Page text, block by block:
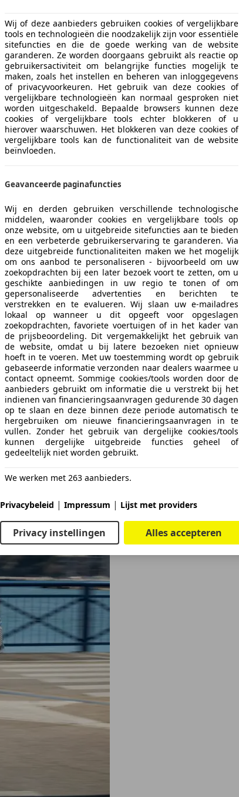
Wij of deze aanbieders gebruiken cookies of vergelijkbare
tools en technologieën die noodzakelijk zijn voor essentiële
sitefuncties en die de goede werking van de website
garanderen. Ze worden doorgaans gebruikt als reactie op
gebruikersactiviteit om belangrijke functies mogelijk te
maken, zoals het instellen en beheren van inloggegevens
of privacyvoorkeuren. Het gebruik van deze cookies of
vergelijkbare technologieën kan normaal gesproken niet
worden uitgeschakeld. Bepaalde browsers kunnen deze
cookies of vergelijkbare tools echter blokkeren of u
hierover waarschuwen. Het blokkeren van deze cookies of
vergelijkbare tools kan de functionaliteit van de website
beïnvloeden.
Geavanceerde paginafuncties
Wij en derden gebruiken verschillende technologische
middelen, waaronder cookies en vergelijkbare tools op
onze website, om u uitgebreide sitefuncties aan te bieden
en een verbeterde gebruikerservaring te garanderen. Via
deze uitgebreide functionaliteiten maken we het mogelijk
om ons aanbod te personaliseren - bijvoorbeeld om uw
zoekopdrachten bij een later bezoek voort te zetten, om u
geschikte aanbiedingen in uw regio te tonen of om
gepersonaliseerde advertenties en berichten te
verstrekken en te evalueren. Wij slaan uw e-mailadres
lokaal op wanneer u dit opgeeft voor opgeslagen
zoekopdrachten, favoriete voertuigen of in het kader van
de prijsbeoordeling. Dit vergemakkelijkt het gebruik van
de website, omdat u bij latere bezoeken niet opnieuw
hoeft in te voeren. Met uw toestemming wordt op gebruik
gebaseerde informatie verzonden naar dealers waarmee u
contact opneemt. Sommige cookies/tools worden door de
aanbieders gebruikt om informatie die u verstrekt bij het
indienen van financieringsaanvragen gedurende 30 dagen
op te slaan en deze binnen deze periode automatisch te
hergebruiken om nieuwe financieringsaanvragen in te
vullen. Zonder het gebruik van dergelijke cookies/tools
kunnen dergelijke uitgebreide functies geheel of
gedeeltelijk niet worden gebruikt.
We werken met 263 aanbieders.
Privacybeleid | Impressum | Lijst met providers
Privacy instellingen Alles accepteren